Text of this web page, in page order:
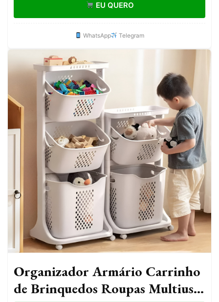
Verduras Vegetais
EU QUERO
WhatsApp Telegram
Organizador Armário Carrinho
de Brinquedos Roupas Multiuso